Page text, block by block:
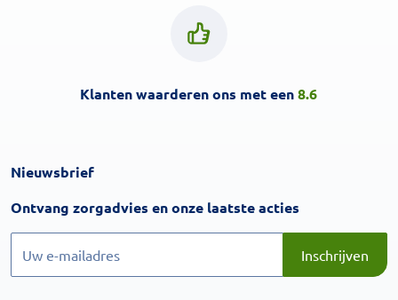
Klanten waarderen ons met een8.6
Nieuwsbrief
Ontvang zorgadvies en onze laatste acties
Inschrijven